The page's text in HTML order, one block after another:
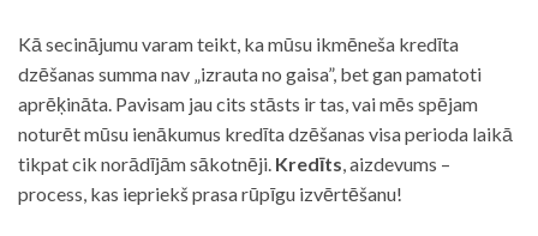
Kā secinājumu varam teikt, ka mūsu ikmēneša kredīta
dzēšanas summa nav „izrauta no gaisa”, bet gan pamatoti
aprēķināta. Pavisam jau cits stāsts ir tas, vai mēs spējam
noturēt mūsu ienākumus kredīta dzēšanas visa perioda laikā
tikpat cik norādījām sākotnēji. Kredīts, aizdevums –
process, kas iepriekš prasa rūpīgu izvērtēšanu!